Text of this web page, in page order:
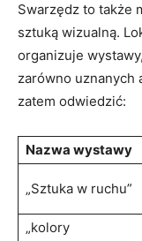
Swarzędz to także
sztuką wizualną.
organizuje
zarówno uznanych
zatem odwiedzić:
Nazwa wystawy
„Sztuka w ruchu”
„kolory